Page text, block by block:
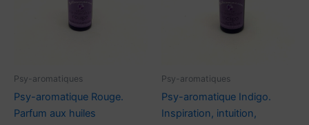
Psy-aromatiques
Psy-aromatique Rouge.
Parfum aux huiles
Psy-aromatiques
Psy-aromatique Indigo.
Inspiration, intuition,